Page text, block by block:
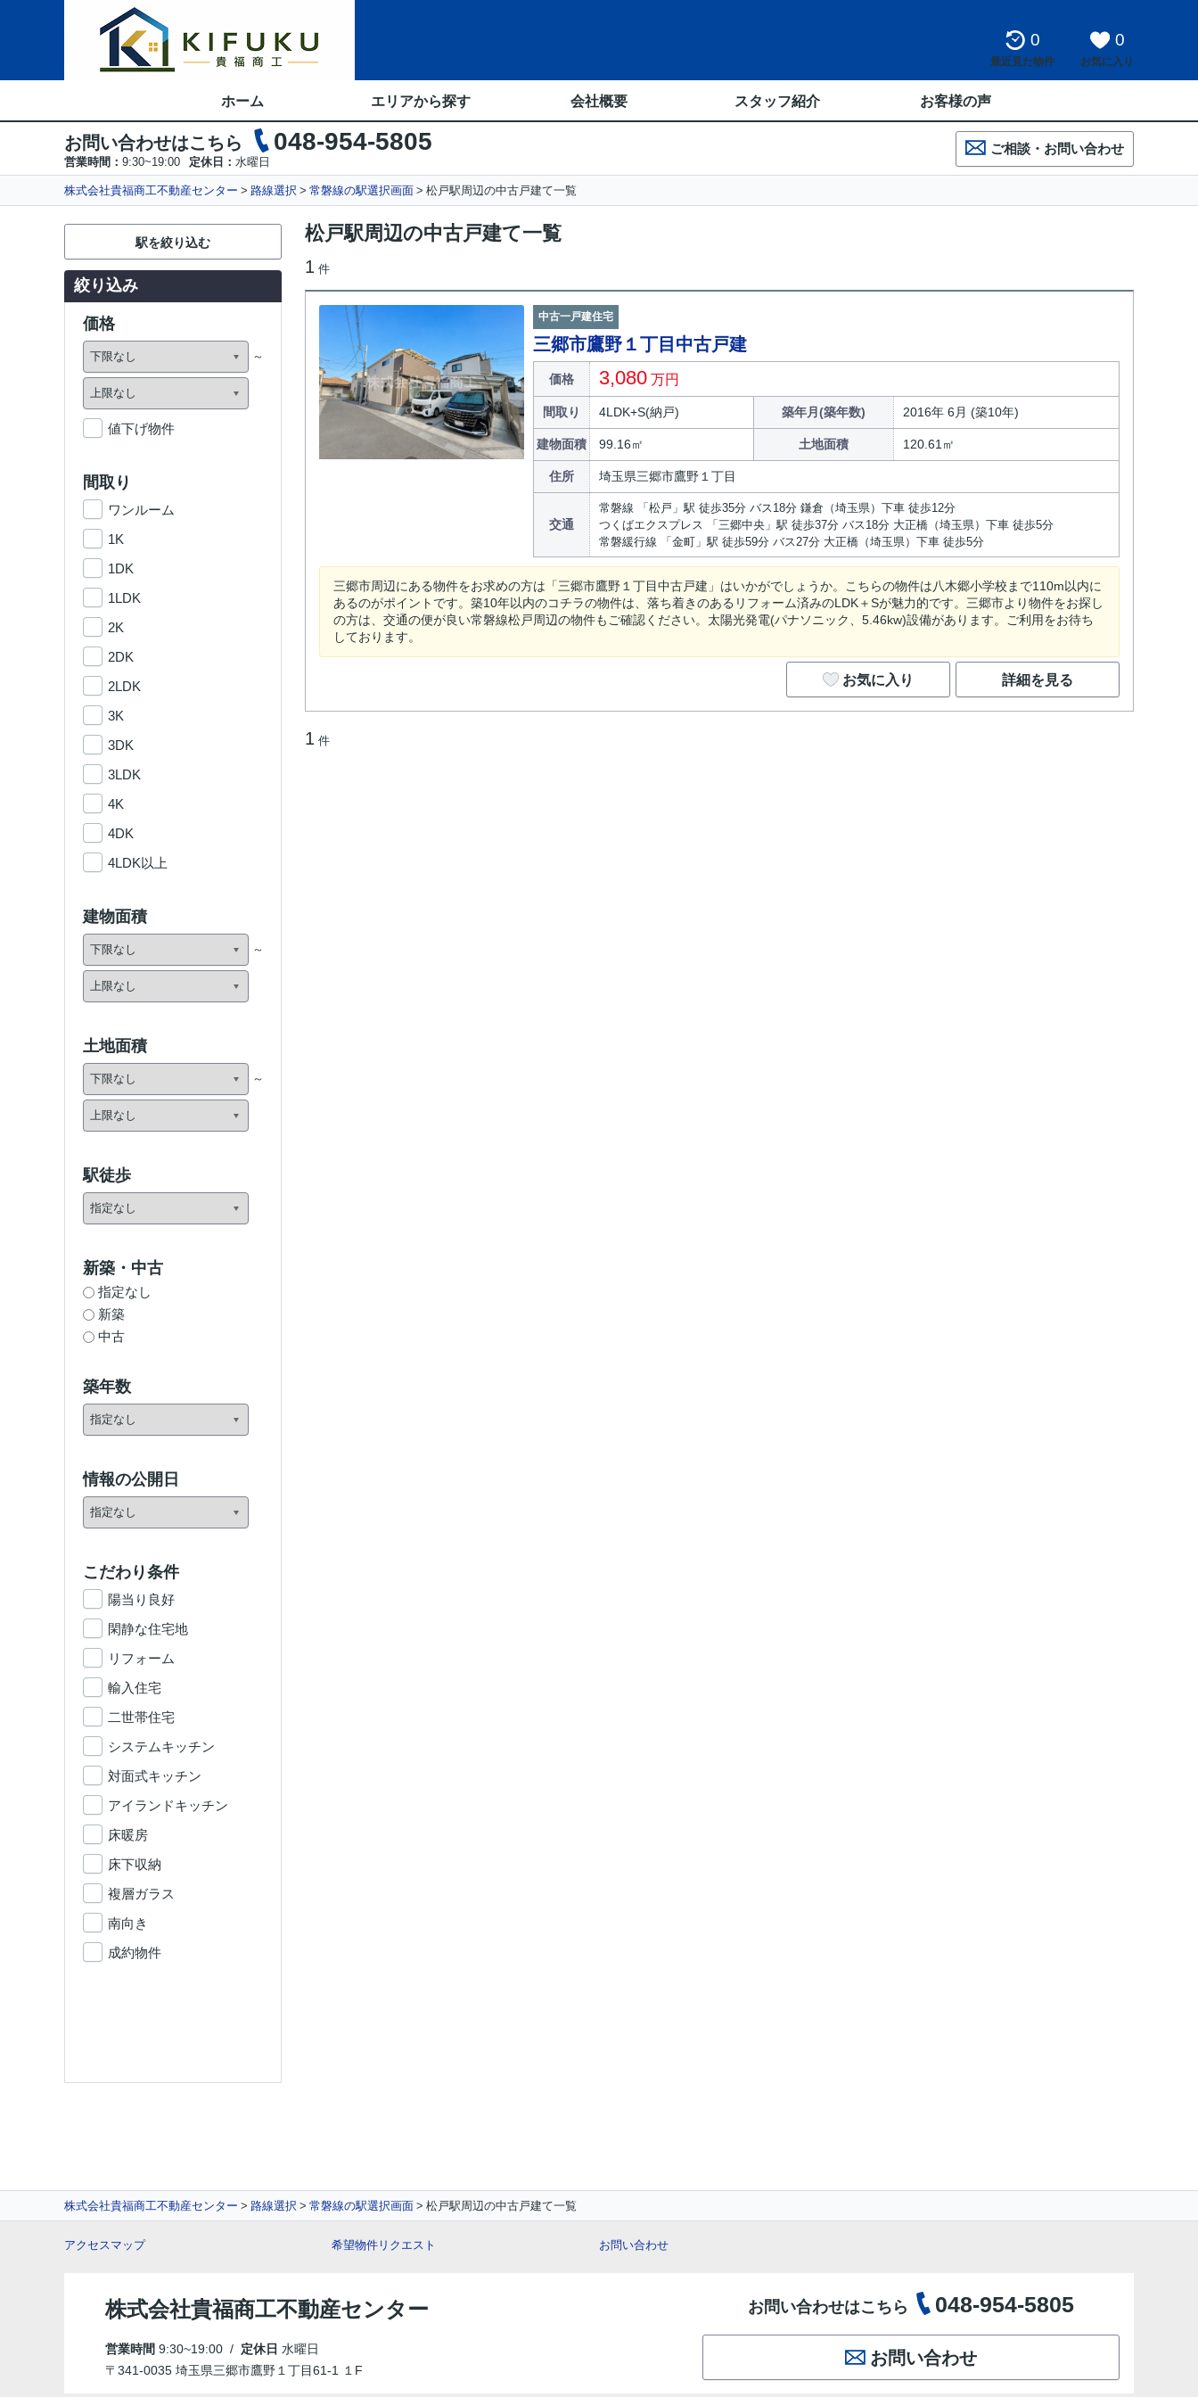
0
最近見た物件
0
お気に入り
ホーム エリアから探す 会社概要 スタッフ紹介 お客様の声
お問い合わせはこちら 048-954-5805
営業時間： 9:30~19:00 定休日： 水曜日
ご相談・お問い合わせ
株式会社貴福商工不動産センター 路線選択 常磐線の駅選択画面 松戸駅周辺の中古戸建て一覧
松戸駅周辺の中古戸建て一覧
1 件
中古一戸建住宅
三郷市鷹野１丁目中古戸建
価格 3,080 万円
間取り 4LDK+S(納戸) 築年月(築年数) 2016年 6月 (築10年)
建物面積 99.16㎡ 土地面積 120.61㎡
住所 埼玉県三郷市鷹野１丁目
交通
常磐線 「松戸」駅 徒歩35分 バス18分 鎌倉（埼玉県）下車 徒歩12分
つくばエクスプレス 「三郷中央」駅 徒歩37分 バス18分 大正橋（埼玉県）下車 徒歩5分
常磐緩行線 「金町」駅 徒歩59分 バス27分 大正橋（埼玉県）下車 徒歩5分
三郷市周辺にある物件をお求めの方は「三郷市鷹野１丁目中古戸建」はいかがでしょうか。こちらの物件は八木郷小学校まで110m以内に
あるのがポイントです。築10年以内のコチラの物件は、落ち着きのあるリフォーム済みのLDK＋Sが魅力的です。三郷市より物件をお探し
の方は、交通の便が良い常磐線松戸周辺の物件もご確認ください。太陽光発電(パナソニック、5.46kw)設備があります。ご利用をお待ち
しております。
お気に入り 詳細を見る
1 件
駅を絞り込む
絞り込み
価格
値下げ物件
間取り
ワンルーム
1K
1DK
1LDK
2K
2DK
2LDK
3K
3DK
3LDK
4K
4DK
4LDK以上
建物面積
土地面積
駅徒歩
新築・中古
指定なし
新築
中古
築年数
情報の公開日
こだわり条件
陽当り良好
閑静な住宅地
リフォーム
輸入住宅
二世帯住宅
システムキッチン
対面式キッチン
アイランドキッチン
床暖房
床下収納
複層ガラス
南向き
成約物件
株式会社貴福商工不動産センター 路線選択 常磐線の駅選択画面 松戸駅周辺の中古戸建て一覧
アクセスマップ 希望物件リクエスト お問い合わせ
株式会社貴福商工不動産センター
営業時間 9:30~19:00 / 定休日 水曜日
〒341-0035 埼玉県三郷市鷹野１丁目61-1 １F
お問い合わせはこちら 048-954-5805
お問い合わせ